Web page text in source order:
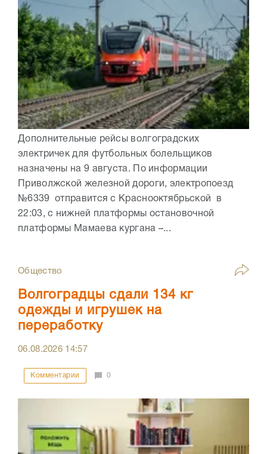
Дополнительные рейсы волгоградских
электричек для футбольных болельщиков
назначены на 9 августа. По информации
Приволжской железной дороги, электропоезд
№6339 отправится с Краснооктябрьской в
22:03, с нижней платформы остановочной
платформы Мамаева кургана –...
Общество
Волгоградцы сдали 134 кг
одежды и игрушек на
переработку
06.08.2026 14:57
Комментарии 0